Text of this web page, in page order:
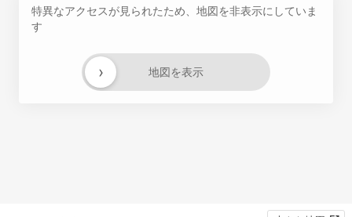
特異なアクセスが見られたため、地図を非表示にしていま
す
地図を表示
›